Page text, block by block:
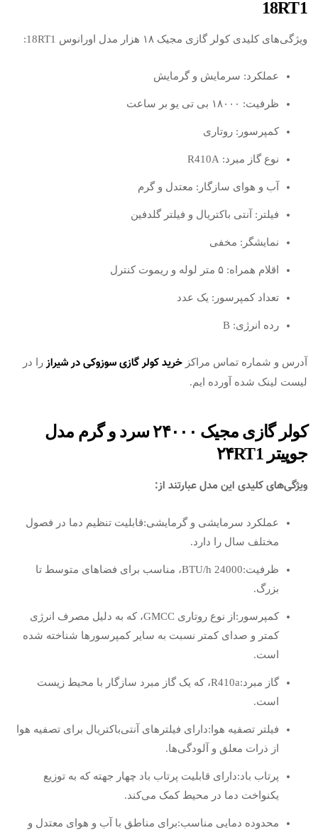
18RT1
ویژگی‌های کلیدی کولر گازی مجیک ۱۸ هزار مدل اورانوس 18RT1:
عملکرد: سرمایش و گرمایش
ظرفیت: ۱۸۰۰۰ بی تی یو بر ساعت
کمپرسور: روتاری
نوع گاز مبرد: R410A
آب و هوای سازگار: معتدل و گرم
فیلتر: آنتی باکتریال و فیلتر گلدفین
نمایشگر: مخفی
اقلام همراه: ۵ متر لوله و ریموت کنترل
تعداد کمپرسور: یک عدد
رده انرژی: B
آدرس و شماره تماس مراکز خرید کولر گازی سوزوکی در شیراز را در
لیست لینک شده آورده ایم.
کولر گازی مجیک ۲۴۰۰۰ سرد و گرم مدل
جوپیتر ۲۴RT1
ویژگی‌های کلیدی این مدل عبارتند از:
عملکرد سرمایشی و گرمایشی:قابلیت تنظیم دما در فصول
مختلف سال را دارد.
ظرفیت:24000 BTU/h، مناسب برای فضاهای متوسط تا
بزرگ.
کمپرسور:از نوع روتاری GMCC، که به دلیل مصرف انرژی
کمتر و صدای کمتر نسبت به سایر کمپرسورها شناخته شده
است.
گاز مبرد:R410a، که یک گاز مبرد سازگار با محیط زیست
است.
فیلتر تصفیه هوا:دارای فیلترهای آنتی‌باکتریال برای تصفیه هوا
از ذرات معلق و آلودگی‌ها.
پرتاب باد:دارای قابلیت پرتاب باد چهار جهته که به توزیع
یکنواخت دما در محیط کمک می‌کند.
محدوده دمایی مناسب:برای مناطق با آب و هوای معتدل و